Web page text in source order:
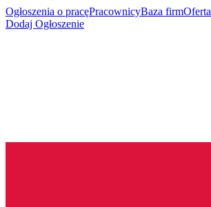
Ogłoszenia o pracęPracownicyBaza firmOferta
Dodaj Ogłoszenie